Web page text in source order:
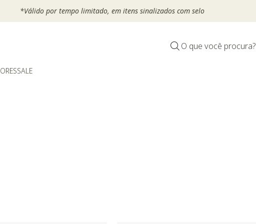
*Válido por tempo limitado, em itens sinalizados com selo
O que você procura?
SALE